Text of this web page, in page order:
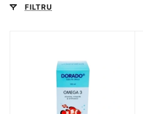
FILTRU